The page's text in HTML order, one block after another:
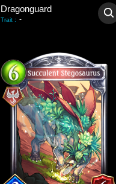
Dragonguard
Trait : -